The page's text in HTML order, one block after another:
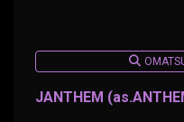
JANTHEM